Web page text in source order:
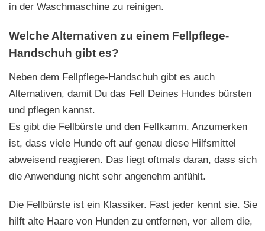
in der Waschmaschine zu reinigen.
Welche Alternativen zu einem Fellpflege-
Handschuh gibt es?
Neben dem Fellpflege-Handschuh gibt es auch
Alternativen, damit Du das Fell Deines Hundes bürsten
und pflegen kannst.
Es gibt die Fellbürste und den Fellkamm. Anzumerken
ist, dass viele Hunde oft auf genau diese Hilfsmittel
abweisend reagieren. Das liegt oftmals daran, dass sich
die Anwendung nicht sehr angenehm anfühlt.
Die Fellbürste ist ein Klassiker. Fast jeder kennt sie. Sie
hilft alte Haare von Hunden zu entfernen, vor allem die,